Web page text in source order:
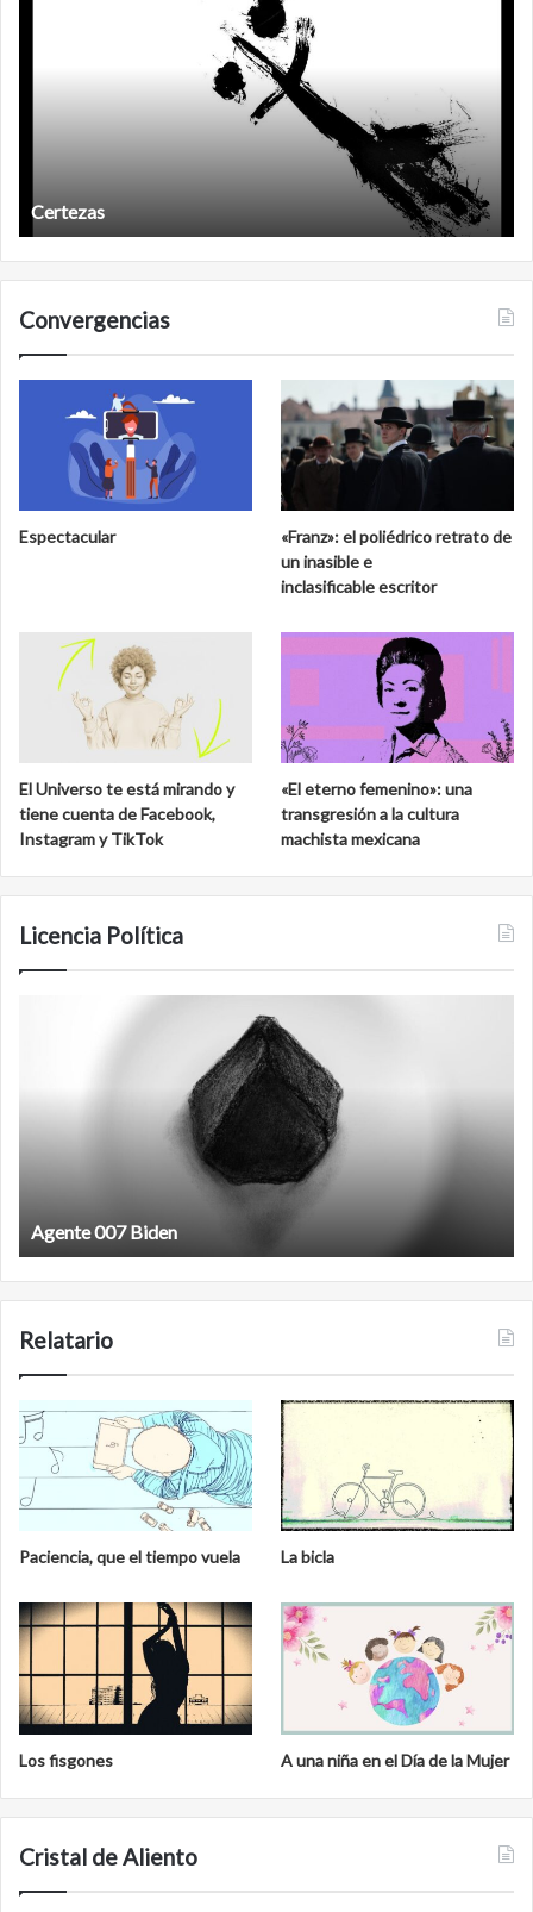
Certezas
Convergencias
Espectacular
«Franz»: el poliédrico retrato de
un inasible e
inclasificable escritor
El Universo te está mirando y
tiene cuenta de Facebook,
Instagram y TikTok
«El eterno femenino»: una
transgresión a la cultura
machista mexicana
Licencia Política
Agente 007 Biden
Relatario
Paciencia, que el tiempo vuela La bicla
Los fisgones A una niña en el Día de la Mujer
Cristal de Aliento